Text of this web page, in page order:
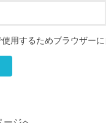
用するためブラウザー